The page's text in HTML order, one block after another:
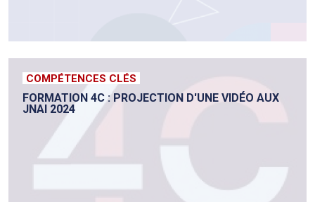
COMPÉTENCES CLÉS
FORMATION 4C : PROJECTION D'UNE VIDÉO AUX
JNAI 2024